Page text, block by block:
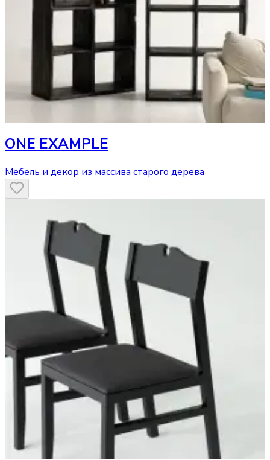
ONE EXAMPLE
Мебель и декор из массива старого дерева